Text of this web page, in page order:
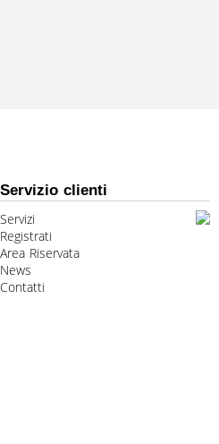
Servizio clienti
Servizi
Registrati
Area Riservata
News
Contatti